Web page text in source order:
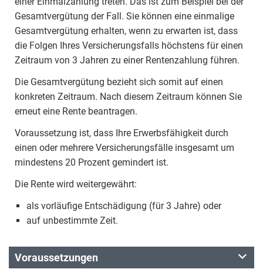
Gesamtvergütung der Fall. Sie können eine einmalige
Gesamtvergütung erhalten, wenn zu erwarten ist, dass
die Folgen Ihres Versicherungsfalls höchstens für einen
Zeitraum von 3 Jahren zu einer Rentenzahlung führen.
Die Gesamtvergütung bezieht sich somit auf einen
konkreten Zeitraum. Nach diesem Zeitraum können Sie
erneut eine Rente beantragen.
Voraussetzung ist, dass Ihre Erwerbsfähigkeit durch
einen oder mehrere Versicherungsfälle insgesamt um
mindestens 20 Prozent gemindert ist.
Die Rente wird weitergewährt:
als vorläufige Entschädigung (für 3 Jahre) oder
auf unbestimmte Zeit.
Voraussetzungen